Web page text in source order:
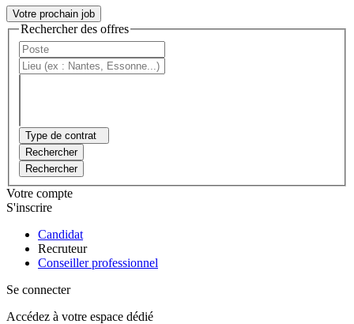
Votre prochain job
Rechercher des offres
Type de contrat
Rechercher
Rechercher
Votre compte
S'inscrire
Candidat
Recruteur
Conseiller professionnel
Se connecter
Accédez à votre espace dédié